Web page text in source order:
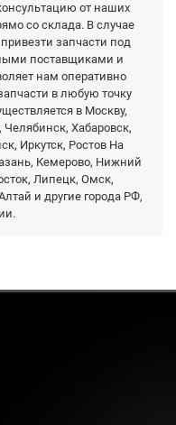
от наших
со склада. В случае
запчасти под
поставщиками и
нам оперативно
в любую точку
в Москву,
Челябинск, Хабаровск,
Иркутск, Ростов На
Кемерово, Нижний
Липецк, Омск,
и другие города РФ,